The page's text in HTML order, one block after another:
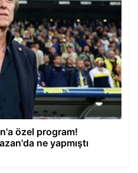
özel program!
ne yapmıştı